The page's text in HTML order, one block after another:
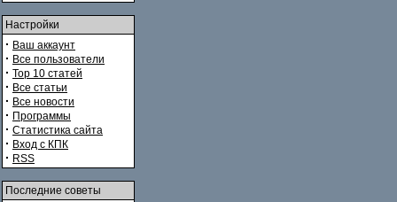
Настройки
· Ваш аккаунт
· Все пользователи
· Top 10 статей
· Все статьи
· Все новости
· Программы
· Статистика сайта
· Вход с КПК
· RSS
Последние советы